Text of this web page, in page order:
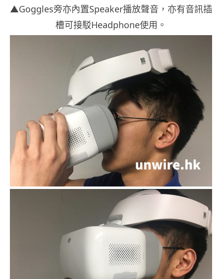
▲Goggles旁亦內置Speaker播放聲音，亦有音訊插
槽可接駁Headphone使用。